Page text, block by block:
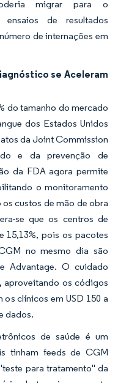
migrar para o
de resultados
de internações em
se Aceleram
do tamanho do mercado
dos Estados Unidos
da Joint Commission
e da prevenção de
da FDA agora permite
o monitoramento
custos de mão de obra
se que os centros de
15,13%, pois os pacotes
no mesmo dia são
Advantage. O cuidado
aproveitando os códigos
clínicos em USD 150 a
dados.
de saúde é um
tinham feeds de CGM
para tratamento" da